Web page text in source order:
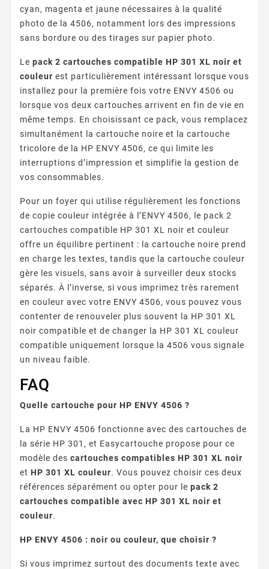
cyan, magenta et jaune nécessaires à la qualité
photo de la 4506, notamment lors des impressions
sans bordure ou des tirages sur papier photo.
Le pack 2 cartouches compatible HP 301 XL noir et
couleur est particulièrement intéressant lorsque vous
installez pour la première fois votre ENVY 4506 ou
lorsque vos deux cartouches arrivent en fin de vie en
même temps. En choisissant ce pack, vous remplacez
simultanément la cartouche noire et la cartouche
tricolore de la HP ENVY 4506, ce qui limite les
interruptions d’impression et simplifie la gestion de
vos consommables.
Pour un foyer qui utilise régulièrement les fonctions
de copie couleur intégrée à l’ENVY 4506, le pack 2
cartouches compatible HP 301 XL noir et couleur
offre un équilibre pertinent : la cartouche noire prend
en charge les textes, tandis que la cartouche couleur
gère les visuels, sans avoir à surveiller deux stocks
séparés. À l’inverse, si vous imprimez très rarement
en couleur avec votre ENVY 4506, vous pouvez vous
contenter de renouveler plus souvent la HP 301 XL
noir compatible et de changer la HP 301 XL couleur
compatible uniquement lorsque la 4506 vous signale
un niveau faible.
FAQ
Quelle cartouche pour HP ENVY 4506 ?
La HP ENVY 4506 fonctionne avec des cartouches de
la série HP 301, et Easycartouche propose pour ce
modèle des cartouches compatibles HP 301 XL noir
et HP 301 XL couleur. Vous pouvez choisir ces deux
références séparément ou opter pour le pack 2
cartouches compatible avec HP 301 XL noir et
couleur.
HP ENVY 4506 : noir ou couleur, que choisir ?
Si vous imprimez surtout des documents texte avec